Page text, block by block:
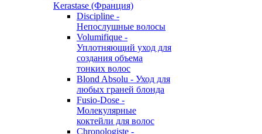
Kerastase (Франция)
Discipline -
Непослушные волосы
Volumifique -
Уплотняющий уход для
создания объема
тонких волос
Blond Absolu - Уход для
любых граней блонда
Fusio-Dose -
Молекулярные
коктейли для волос
Chronologiste -